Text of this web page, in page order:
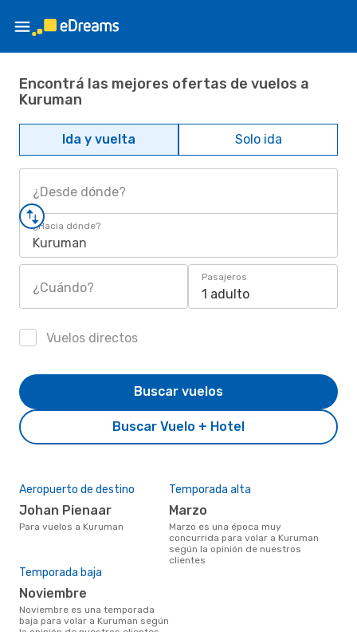
Encontrá las mejores ofertas de vuelos a
Kuruman
Ida y vuelta Solo ida
¿Desde dónde?
¿Hacia dónde?
Kuruman
¿Cuándo?
Pasajeros
1 adulto
Vuelos directos
Buscar Vuelo + Hotel
Buscar vuelos
Aeropuerto de destino
Johan Pienaar
Para vuelos a Kuruman
Temporada alta
marzo
marzo es una época muy
concurrida para volar a Kuruman
según la opinión de nuestros
clientes
Temporada baja
noviembre
noviembre es una temporada
baja para volar a Kuruman según